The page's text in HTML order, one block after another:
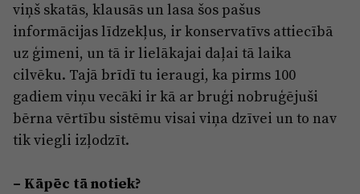
viņš skatās, klausās un lasa šos pašus
informācijas līdzekļus, ir konservatīvs attiecībā
uz ģimeni, un tā ir lielākajai daļai tā laika
cilvēku. Tajā brīdī tu ieraugi, ka pirms 100
gadiem viņu vecāki ir kā ar bruģi nobruģējuši
bērna vērtību sistēmu visai viņa dzīvei un to nav
tik viegli izļodzīt.
– Kāpēc tā notiek?